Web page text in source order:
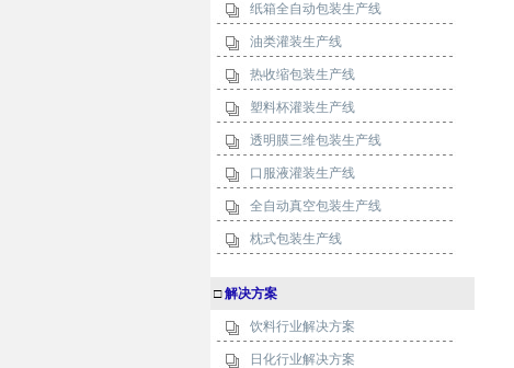
纸箱全自动包装生产线
油类灌装生产线
热收缩包装生产线
塑料杯灌装生产线
透明膜三维包装生产线
口服液灌装生产线
全自动真空包装生产线
枕式包装生产线
□解决方案
饮料行业解决方案
日化行业解决方案